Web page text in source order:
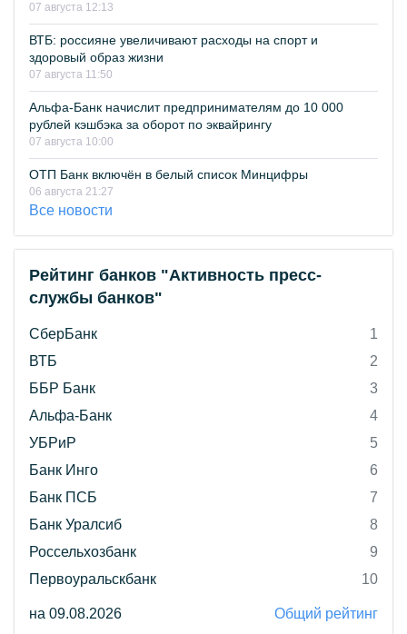
07 августа 12:13
ВТБ: россияне увеличивают расходы на спорт и
здоровый образ жизни
07 августа 11:50
Альфа-Банк начислит предпринимателям до 10 000
рублей кэшбэка за оборот по эквайрингу
07 августа 10:00
ОТП Банк включён в белый список Минцифры
06 августа 21:27
Все новости
Рейтинг банков "Активность пресс-
службы банков"
СберБанк
1
ВТБ
2
ББР Банк
3
Альфа-Банк
4
УБРиР
5
Банк Инго
6
Банк ПСБ
7
Банк Уралсиб
8
Россельхозбанк
9
Первоуральскбанк
10
на 09.08.2026 Общий рейтинг